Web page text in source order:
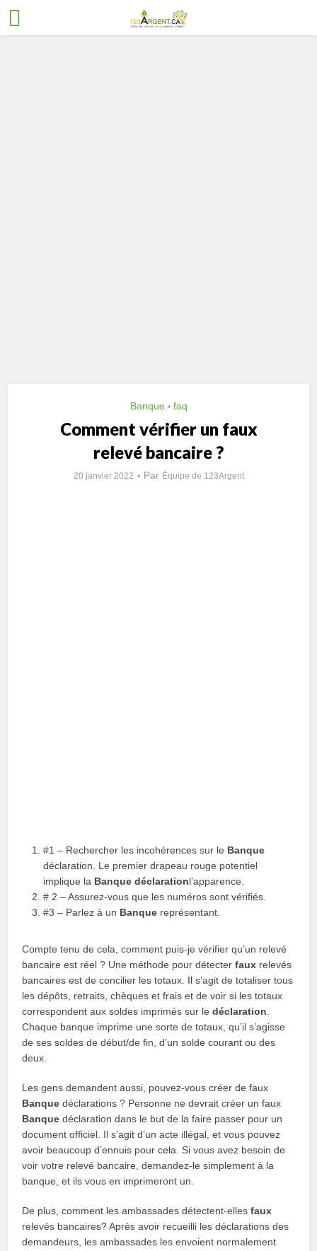
Banque • faq
Comment vérifier un faux
relevé bancaire ?
20 janvier 2022 Par Équipe de 123Argent
#1 – Rechercher les incohérences sur le Banque
déclaration. Le premier drapeau rouge potentiel
implique la Banque déclarationl’apparence.
# 2 – Assurez-vous que les numéros sont vérifiés.
#3 – Parlez à un Banque représentant.
Compte tenu de cela, comment puis-je vérifier qu’un relevé
bancaire est réel ? Une méthode pour détecterfaux relevés
bancaires est de concilier les totaux. Il s’agit de totaliser tous
les dépôts, retraits, chèques et frais et de voir si les totaux
correspondent aux soldes imprimés sur ledéclaration
Chaque banque imprime une sorte de totaux, qu’il s’agisse
de ses soldes de début/de fin, d’un solde courant ou des
deux.
Les gens demandent aussi, pouvez-vous créer de faux
Banque déclarations ? Personne ne devrait créer un faux
Banque déclaration dans le but de la faire passer pour un
document officiel. Il s’agit d’un acte illégal, et vous pouvez
avoir beaucoup d’ennuis pour cela. Si vous avez besoin de
voir votre relevé bancaire, demandez-le simplement à la
banque, et ils vous en imprimeront un.
De plus, comment les ambassades détectent-ellesfaux
relevés bancaires? Après avoir recueilli les déclarations des
demandeurs, les ambassades les envoient normalement